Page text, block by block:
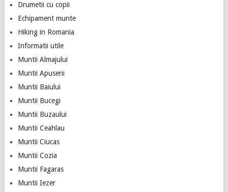
Drumetii cu copii
Echipament munte
Hiking in Romania
Informatii utile
Muntii Almajului
Muntii Apuseni
Muntii Baiului
Muntii Bucegi
Muntii Buzaului
Muntii Ceahlau
Muntii Ciucas
Muntii Cozia
Muntii Fagaras
Muntii Iezer